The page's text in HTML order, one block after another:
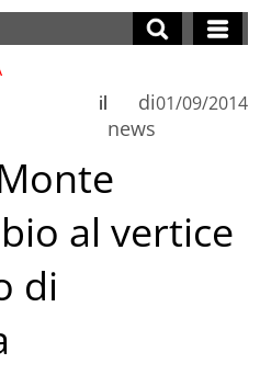
di
news
il 01/09/2014
al vertice
di